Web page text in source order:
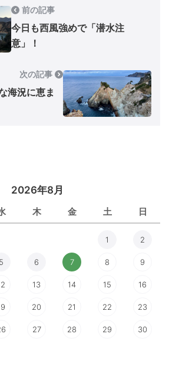
前の記事
今日も西風強めで「潜水注
意」！
次の記事
海況に恵ま
2026年8月
木 金 土 日
1 2
5 6 7 8 9
13 14 15 16
20 21 22 23
27 28 29 30